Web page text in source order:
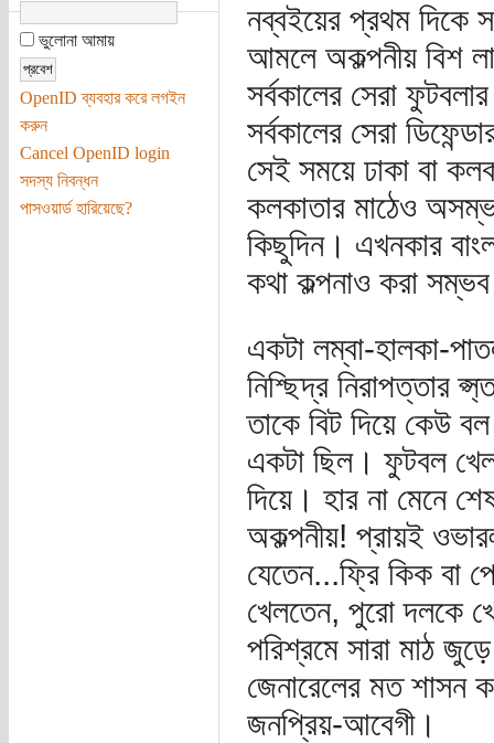
ভুলোনা আমায়
OpenID ব্যবহার করে লগইন
করুন
Cancel OpenID login
সদস্য নিবন্ধন
পাসওয়ার্ড হারিয়েছে?
নব্বইয়ের প্রথম দিকে
আমলে অকল্পনীয় বিশ
সর্বকালের সেরা
সর্বকালের সেরা
সেই সময়ে ঢাকা বা
কলকাতার মাঠেও
কিছুদিন। এখনকার
কথা কল্পনাও করা
একটা লম্বা-হালকা-
নিশ্ছিদ্র নিরাপত্তার
তাকে বিট দিয়ে কেউ
একটা ছিল। ফুটবল
দিয়ে। হার না মেনে
অকল্পনীয়! প্রায়ই
যেতেন...ফ্রি কিক বা
খেলতেন, পুরো দলকে
পরিশ্রমে সারা মাঠ
জেনারেলের মত শাসন
জনপ্রিয়-আবেগী।